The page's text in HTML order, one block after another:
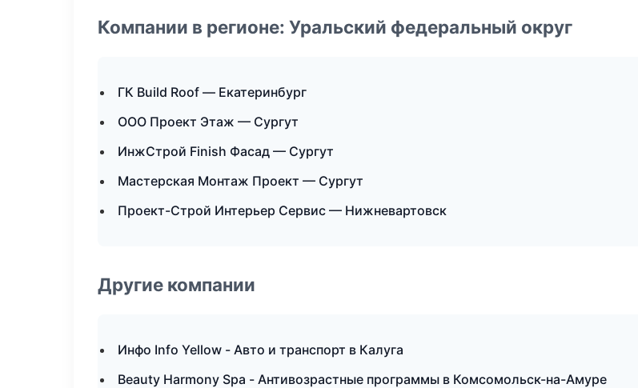
Компании в регионе: Уральский федеральный округ
ГК Build Roof — Екатеринбург
ООО Проект Этаж — Сургут
ИнжСтрой Finish Фасад — Сургут
Мастерская Монтаж Проект — Сургут
Проект-Строй Интерьер Сервис — Нижневартовск
Другие компании
Инфо Info Yellow - Авто и транспорт в Калуга
Beauty Harmony Spa - Антивозрастные программы в Комсомольск-на-Амуре